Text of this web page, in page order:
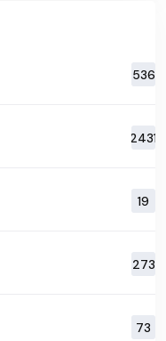
536
2431
19
273
73